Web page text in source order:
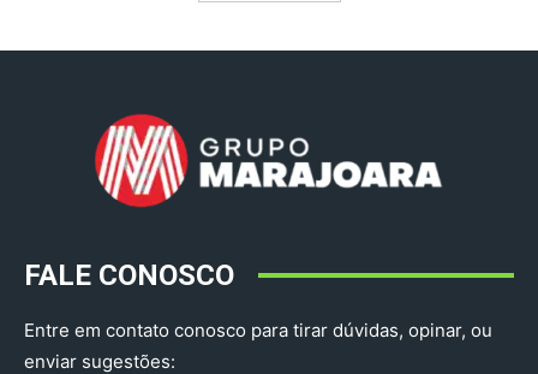
FALE CONOSCO
Entre em contato conosco para tirar dúvidas, opinar, ou
enviar sugestões: